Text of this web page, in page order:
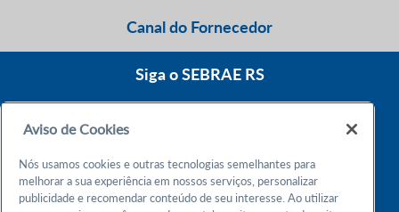
Canal do Fornecedor
Siga o SEBRAE RS
Atendimento 24h
Aviso de Cookies
Nós usamos cookies e outras tecnologias semelhantes para
melhorar a sua experiência em nossos serviços, personalizar
publicidade e recomendar conteúdo de seu interesse. Ao utilizar